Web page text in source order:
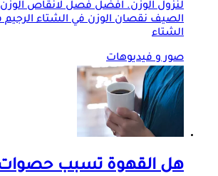
لنزول الوزن. افضل فصل لانقاص
الصيف نقصان الوزن في الشتاء
الشتاء
صور و فيديوهات
هل القهوة تسبب حصوات